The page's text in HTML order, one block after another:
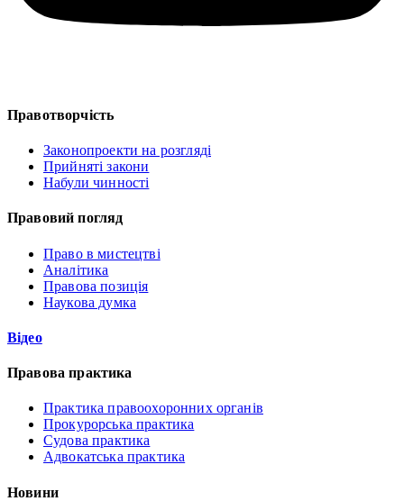
Правотворчість
Законопроекти на розгляді
Прийняті закони
Набули чинності
Правовий погляд
Право в мистецтві
Аналітика
Правова позиція
Наукова думка
Відео
Правова практика
Практика правоохоронних органів
Прокурорська практика
Судова практика
Адвокатська практика
Новини